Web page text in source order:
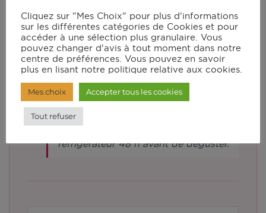
Versez de l’eau jusqu’au niveau 0,7 L
dans le bol du robot. Déposez les
boudins dans le panier vapeur.
Lancez le programme vapeur P1
pour 9 min. Plongez le boudin dans
une eau très froide pour arrêter la
cuisson, puis mettez- les au
réfrigérateur 48 h avant de déguster.
Cliquez sur "Mes Choix" pour plus d'informations
sur les différentes catégories de Cookies et pour
accéder à une sélection plus granulaire. Vous
pouvez changer d'avis à tout moment dans notre
centre de préférences. Vous pouvez en savoir
plus en lisant notre politique relative aux cookies.
Mes choix Accepter tous les cookies
Tout refuser